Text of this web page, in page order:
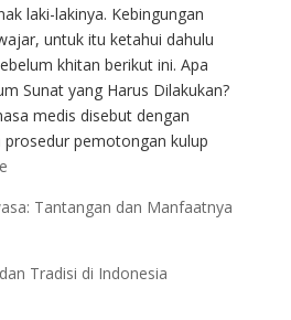
laki-lakinya. Kebingungan
untuk itu ketahui dahulu
khitan berikut ini. Apa
Sunat yang Harus Dilakukan?
medis disebut dengan
prosedur pemotongan kulup
:
Lengkap
Orang
Tantangan dan Manfaatnya
Tradisi di Indonesia